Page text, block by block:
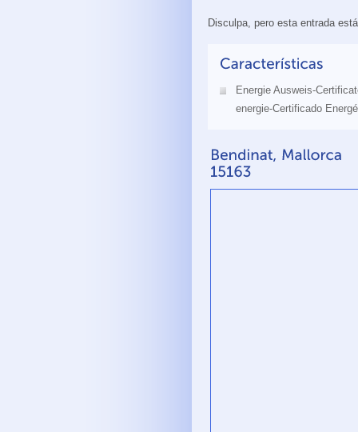
Disculpa, pero esta entrada
Energie Ausweis-
energie-Certificado